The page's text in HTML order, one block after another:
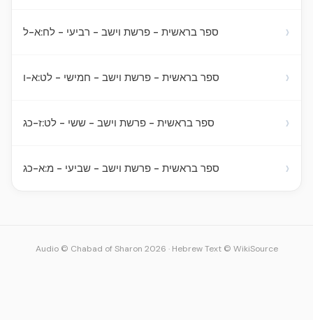
ספר בראשית - פרשת וישב - רביעי - לח:א-ל ›
ספר בראשית - פרשת וישב - חמישי - לט:א-ו ›
ספר בראשית - פרשת וישב - ששי - לט:ז-כג ›
ספר בראשית - פרשת וישב - שביעי - מ:א-כג ›
Audio © Chabad of Sharon 2026 · Hebrew Text © WikiSource